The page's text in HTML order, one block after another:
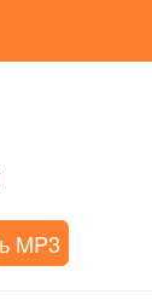
MP3